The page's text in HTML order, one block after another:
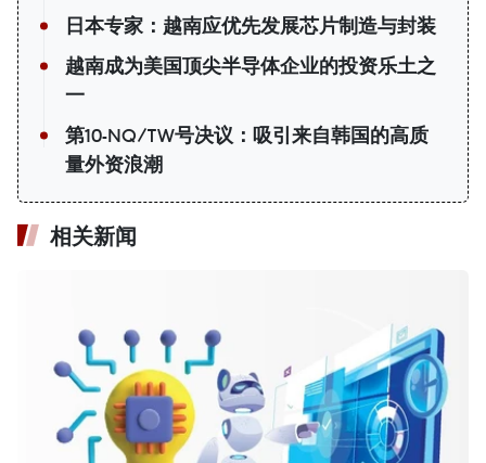
日本专家：越南应优先发展芯片制造与封装
越南成为美国顶尖半导体企业的投资乐土之
一
第10-NQ/TW号决议：吸引来自韩国的高质
量外资浪潮
相关新闻